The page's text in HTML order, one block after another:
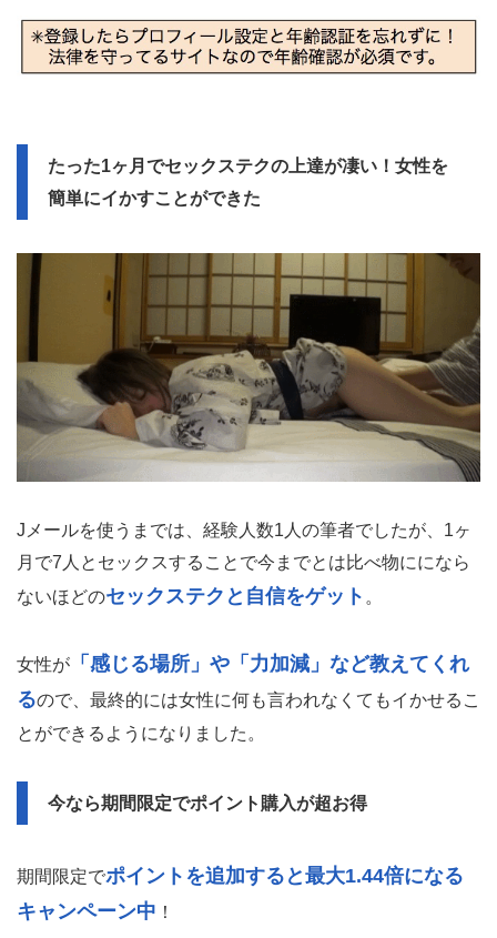
たった1ヶ月でセックステクの上達が凄い！女性を
簡単にイかすことができた
Jメールを使うまでは、経験人数1人の筆者でしたが、1ヶ
月で7人とセックスすることで今までとは比べ物にになら
ないほどのセックステクと自信をゲット 。
女性が 「感じる場所」や「力加減」など教えてくれ
るので、最終的には女性に何も言われなくてもイかせるこ
とができるようになりました。
今なら期間限定でポイント購入が超お得
期間限定でポイントを追加すると最大1.44倍になる
キャンペーン中 ！